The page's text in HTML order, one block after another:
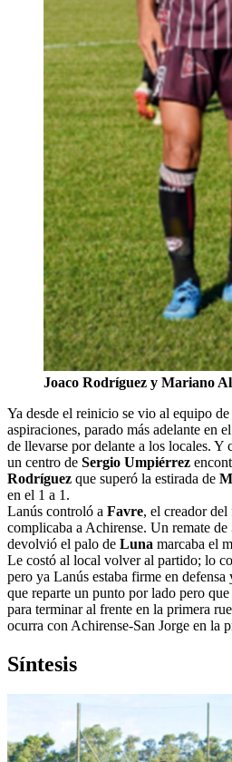
Joaco Rodríguez y Mariano
Ya desde el reinicio se vio al equipo de
aspiraciones, parado más adelante en
de llevarse por delante a los locales. Y
un centro de Sergio Umpiérrez
Rodríguez que superó la estirada de
en el 1 a 1.
Lanús controló a Favre, el creador
complicaba a Achirense. Un remate de
devolvió el palo de Luna marcaba el
Le costó al local volver al partido; lo
pero ya Lanús estaba firme en
que reparte un punto por lado pero
para terminar al frente en la primera
ocurra con Achirense-San Jorge en la
Síntesis